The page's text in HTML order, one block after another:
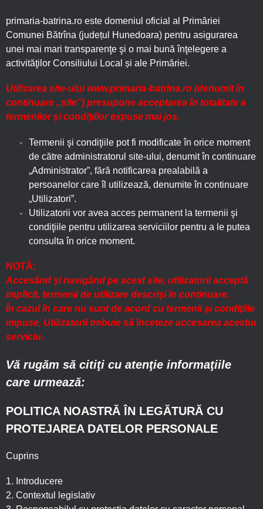
primaria-batrina.ro este domeniul oficial al Primăriei
Comunei Bătrîna (județul Hunedoara) pentru asigurarea
unei mai mari transparenţe şi o mai bună înţelegere a
activităţilor Consiliului Local și ale Primăriei.
Utilizarea site-ului www.primaria-batrina.ro (denumit în
continuare „site”) presupune acceptarea în totalitate a
termenilor şi condiţiilor expuse mai jos.
Termenii şi condiţiile pot fi modificate în orice moment
de către administratorul site-ului, denumit în continuare
„Administrator”, fără notificarea prealabilă a
persoanelor care îl utilizează, denumite în continuare
„Utilizatori”.
Utilizatorii vor avea acces permanent la termenii şi
condiţiile pentru utilizarea serviciilor pentru a le putea
consulta în orice moment.
NOTĂ:
Accesând şi navigând pe acest site, utilizatorii acceptă
implicit, termenii de utilizare descrişi în continuare.
În cazul în care nu sunt de acord cu termenii şi condiţiile
impuse, Utilizatorii trebuie să înceteze accesarea acestui
serviciu.
Vă rugăm să citiţi cu atenţie informaţiile
care urmează:
POLITICA NOASTRĂ ÎN LEGĂTURĂ CU
PROTEJAREA DATELOR PERSONALE
Cuprins
1. Introducere
2. Contextul legislativ